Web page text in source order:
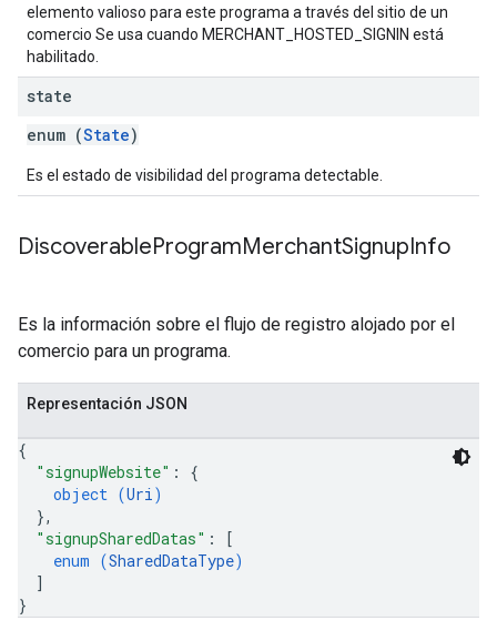
elemento valioso para este programa a través del sitio de un
comercio Se usa cuando MERCHANT_HOSTED_SIGNIN está
habilitado.
state
enum (State)
Es el estado de visibilidad del programa detectable.
DiscoverableProgramMerchantSignupInfo
Es la información sobre el flujo de registro alojado por el
comercio para un programa.
Representación JSON
{
"signupWebsite" : {
object (Uri)
},
"signupSharedDatas" :
[
enum (SharedDataType)
]
}